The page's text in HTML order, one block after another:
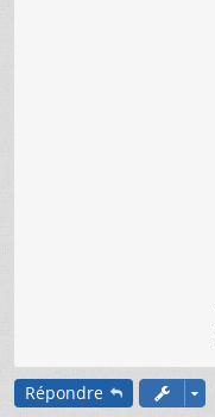
Répondre